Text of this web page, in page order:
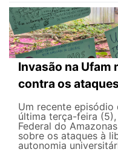
Invasão na Ufam
contra os
Um recente episódio
última terça-feira
Federal do
sobre os ataques à
autonomia